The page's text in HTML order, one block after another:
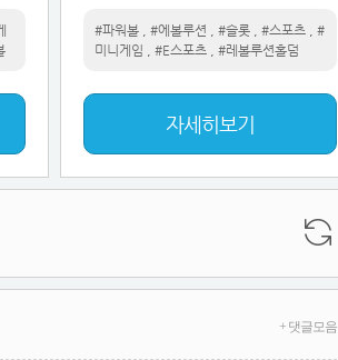
#파워볼 #에볼루션 #슬롯 #스포츠
#
미니게임
#E스포츠 #레볼루션홀덤
자세히보기
+ 댓글모음